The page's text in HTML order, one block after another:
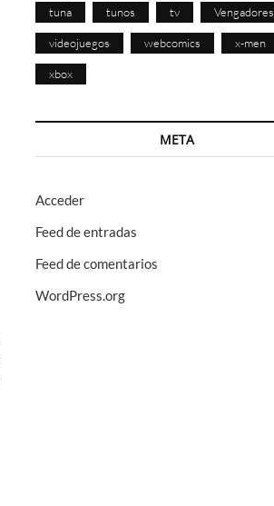
tuna tunos tv Vengadores
videojuegos webcomics x-men
xbox
META
Acceder
Feed de entradas
Feed de comentarios
WordPress.org